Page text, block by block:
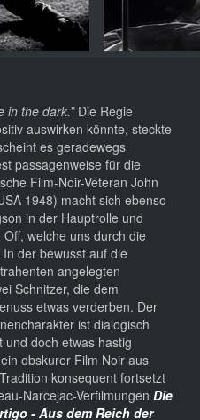
in the dark.”Die Regie
auswirken könnte, steckte
es geradewegs
passagenweise für die
Film-Noir-Veteran John
1948) macht sich ebenso
in der Hauptrolle und
welche uns durch die
der bewusst auf die
angelegten
Schnitzer, die dem
etwas verderben. Der
ist dialogisch
und doch etwas hastig
obskurer Film Noir aus
konsequent fortsetzt
Narcejac-Verfilmungen Die
- Aus dem Reich der